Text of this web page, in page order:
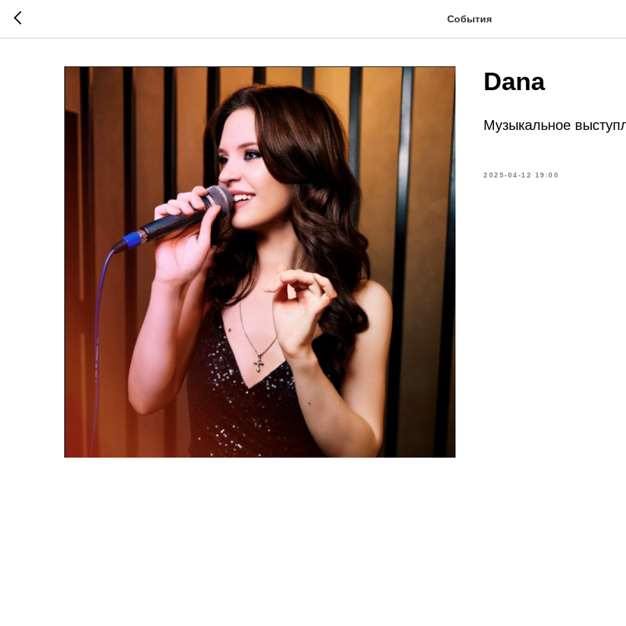
События
Dana
Музыкальное
2025-04-12 19:00